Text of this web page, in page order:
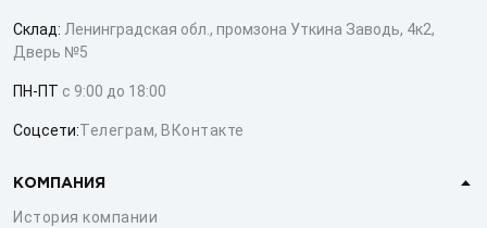
Склад: Ленинградская обл., промзона Уткина Заводь, 4к2,
Дверь №5
ПН-ПТ с 9:00 до 18:00
Соцсети:Телеграм, ВКонтакте
КОМПАНИЯ
История компании